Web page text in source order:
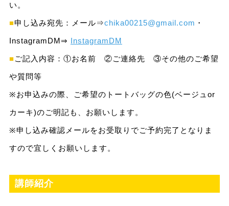
い。
■申し込み宛先：メール⇒chika00215@gmail.com ・
InstagramDM⇒ InstagramDM
■ご記入内容：①お名前 ②ご連絡先 ③その他のご希望
や質問等
※お申込みの際、ご希望のトートバッグの色(ベージュor
カーキ)のご明記も、お願いします。
※申し込み確認メールをお受取りでご予約完了となりま
すので宜しくお願いします。
講師紹介